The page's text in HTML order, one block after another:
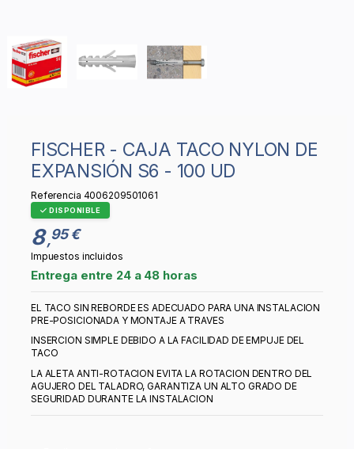
FISCHER - CAJA TACO NYLON DE
EXPANSIÓN S6 - 100 UD
Referencia 4006209501061
DISPONIBLE
8,95 €
Impuestos incluidos
Entrega entre 24 a 48 horas
EL TACO SIN REBORDE ES ADECUADO PARA UNA INSTALACION
PRE-POSICIONADA Y MONTAJE A TRAVES
INSERCION SIMPLE DEBIDO A LA FACILIDAD DE EMPUJE DEL
TACO
LA ALETA ANTI-ROTACION EVITA LA ROTACION DENTRO DEL
AGUJERO DEL TALADRO, GARANTIZA UN ALTO GRADO DE
SEGURIDAD DURANTE LA INSTALACION